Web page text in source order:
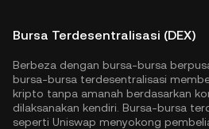
Bursa Terdesentralisasi (DEX)
Berbeza dengan bursa-bursa
bursa-bursa terdesentralisasi
kripto tanpa amanah berdasarkan
dilaksanakan kendiri. Bursa-bursa
seperti Uniswap menyokong